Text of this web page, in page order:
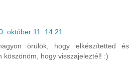
október 11. 14:21
örülök, hogy elkészítetted és
köszönöm, hogy visszajeleztél! :)